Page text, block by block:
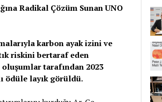
Radikal Çözüm Sunan UNO
karbon ayak izini ve
riskini bertaraf eden
tarafından 2023
ödüle layık görüldü.